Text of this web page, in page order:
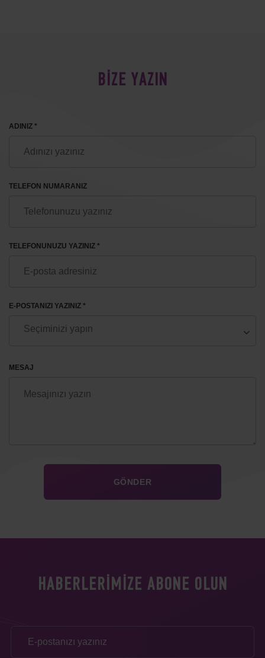
BİZE YAZIN
ADINIZ *
TELEFON NUMARANIZ
TELEFONUNUZU YAZINIZ *
E-POSTANIZI YAZINIZ *
MESAJ
HABERLERIMIZE ABONE OLUN